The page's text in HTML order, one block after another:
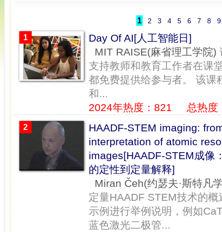
1 2 3 4 5 6 7 8 9
1
Day Of AI[人工智能日]
MIT RAISE(麻省理工学院)
支持教师和教育工作者在课
都免费提供给参与者。 该课
和...
2024年热度：821
总热度
2
HAADF-STEM imaging:
interpretation of atomic
images[HAADF-STEM成像
的定性到定量解释]
Miran Čeh(约瑟夫·斯特凡
定量HAADF STEM技术的
示例进行举例说明，例如
蓝色激光二极管...